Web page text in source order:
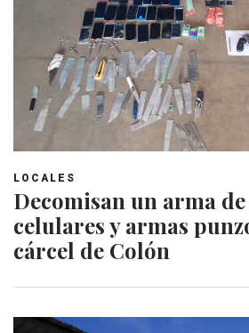
LOCALES
Decomisan un arma de
celulares y armas
cárcel de Colón